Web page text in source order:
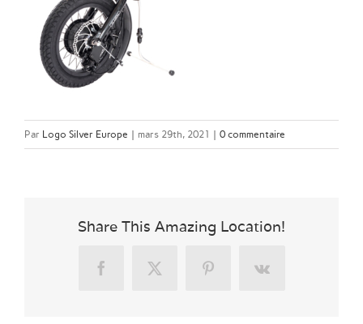
Par Logo Silver Europe | mars 29th, 2021 | 0 commentaire
Share This Amazing Location!
FacebookX PinterestVk